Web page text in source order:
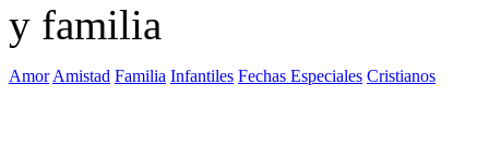
y familia
Amor Amistad Familia Infantiles Fechas Especiales Cristianos